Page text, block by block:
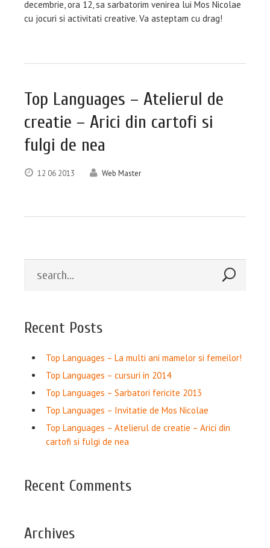
decembrie, ora 12, sa sarbatorim venirea lui Mos Nicolae
cu jocuri si activitati creative. Va asteptam cu drag!
Top Languages – Atelierul de
creatie – Arici din cartofi si
fulgi de nea
12 06 2013 Web Master
Recent Posts
Top Languages – La multi ani mamelor si femeilor!
Top Languages – cursuri in 2014
Top Languages – Sarbatori fericite 2013
Top Languages – Invitatie de Mos Nicolae
Top Languages – Atelierul de creatie – Arici din
cartofi si fulgi de nea
Recent Comments
Archives